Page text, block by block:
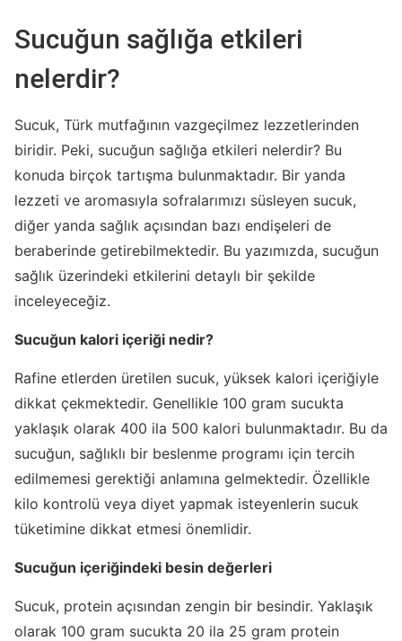
Sucuğun sağlığa etkileri
nelerdir?
Sucuk, Türk mutfağının vazgeçilmez lezzetlerinden
biridir. Peki, sucuğun sağlığa etkileri nelerdir? Bu
konuda birçok tartışma bulunmaktadır. Bir yanda
lezzeti ve aromasıyla sofralarımızı süsleyen sucuk,
diğer yanda sağlık açısından bazı endişeleri de
beraberinde getirebilmektedir. Bu yazımızda, sucuğun
sağlık üzerindeki etkilerini detaylı bir şekilde
inceleyeceğiz.
Sucuğun kalori içeriği nedir?
Rafine etlerden üretilen sucuk, yüksek kalori içeriğiyle
dikkat çekmektedir. Genellikle 100 gram sucukta
yaklaşık olarak 400 ila 500 kalori bulunmaktadır. Bu da
sucuğun, sağlıklı bir beslenme programı için tercih
edilmemesi gerektiği anlamına gelmektedir. Özellikle
kilo kontrolü veya diyet yapmak isteyenlerin sucuk
tüketimine dikkat etmesi önemlidir.
Sucuğun içeriğindeki besin değerleri
Sucuk, protein açısından zengin bir besindir. Yaklaşık
olarak 100 gram sucukta 20 ila 25 gram protein